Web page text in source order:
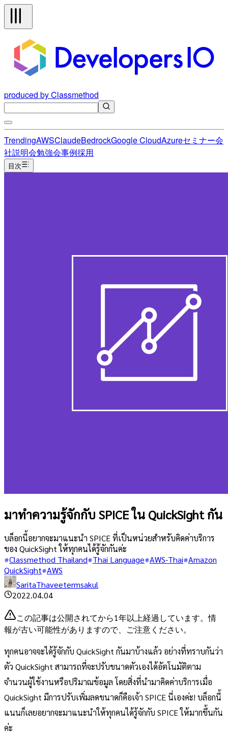
produced by Classmethod
TrendingAWSClaudeBedrockGoogle CloudAzureセミナー会
社説明会勉強会事例採用
目次
มาทำความรู้จักกับ SPICE ใน QuickSight กัน
บล็อกนี้อยากจะมาแนะนำ SPICE ที่เป็นหน่วยสำหรับคิดค่าบริการ
ของ QuickSight ให้ทุกคนได้รู้จักกันค่ะ
Classmethod Thailand Thai Language AWS-Thai Amazon
QuickSight AWS
SaritaThaveetermsakul
2022.04.04
この記事は公開されてから1年以上経過しています。情
報が古い可能性がありますので、ご注意ください。
ทุกคนอาจจะได้รู้จักกับ QuickSight กันมาบ้างแล้ว อย่างที่ทราบกันว่า
ตัว QuickSight สามารถที่จะปรับขนาดตัวเองได้อัตโนมัติตาม
จำนวนผู้ใช้งานหรือปริมาณข้อมูล โดยสิ่งที่นำมาคิดค่าบริการเมื่อ
QuickSight มีการปรับเพิ่มลดขนาดก็คือเจ้า SPICE นี่เองค่ะ! บล็อกนี้
แนนก็เลยอยากจะมาแนะนำให้ทุกคนได้รู้จักกับ SPICE ให้มากขึ้นกัน
ค่ะ